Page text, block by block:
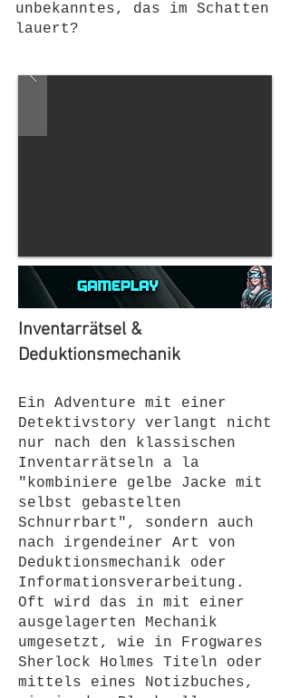
unbekanntes, das im Schatten
lauert?
​​Inventarrätsel &
Deduktionsmechanik
Ein Adventure mit einer
Detektivstory verlangt nicht
nur nach den klassischen
Inventarrätseln a la
"kombiniere gelbe Jacke mit
selbst gebastelten
Schnurrbart", sondern auch
nach irgendeiner Art von
Deduktionsmechanik oder
Informationsverarbeitung.
Oft wird das in mit einer
ausgelagerten Mechanik
umgesetzt, wie in Frogwares
Sherlock Holmes Titeln oder
mittels eines Notizbuches,